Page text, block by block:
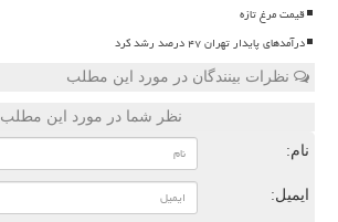
قیمت مرغ تازه
درآمدهای پایدار تهران ۴۷ درصد رشد کرد
نظرات بینندگان در مورد این مطلب
نظر شما در مورد این مطلب
نام:
ایمیل: